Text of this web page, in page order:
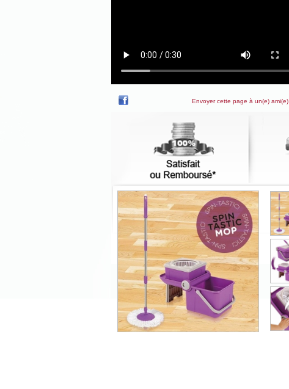
Envoyer cette page à un(e) ami(e)